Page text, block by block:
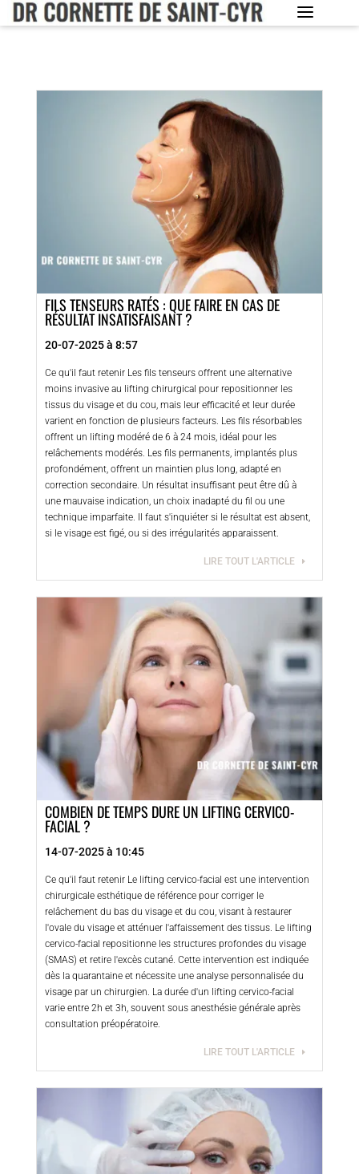
FILS TENSEURS RATÉS : QUE FAIRE EN CAS DE
RÉSULTAT INSATISFAISANT ?
20-07-2025 à 8:57
Ce qu'il faut retenir Les fils tenseurs offrent une alternative
moins invasive au lifting chirurgical pour repositionner les
tissus du visage et du cou, mais leur efficacité et leur durée
varient en fonction de plusieurs facteurs. Les fils résorbables
offrent un lifting modéré de 6 à 24 mois, idéal pour les
relâchements modérés. Les fils permanents, implantés plus
profondément, offrent un maintien plus long, adapté en
correction secondaire. Un résultat insuffisant peut être dû à
une mauvaise indication, un choix inadapté du fil ou une
technique imparfaite. Il faut s'inquiéter si le résultat est absent,
si le visage est figé, ou si des irrégularités apparaissent.
LIRE TOUT L'ARTICLE
COMBIEN DE TEMPS DURE UN LIFTING CERVICO-
FACIAL ?
14-07-2025 à 10:45
Ce qu'il faut retenir Le lifting cervico-facial est une intervention
chirurgicale esthétique de référence pour corriger le
relâchement du bas du visage et du cou, visant à restaurer
l'ovale du visage et atténuer l'affaissement des tissus. Le lifting
cervico-facial repositionne les structures profondes du visage
(SMAS) et retire l'excès cutané. Cette intervention est indiquée
dès la quarantaine et nécessite une analyse personnalisée du
visage par un chirurgien. La durée d'un lifting cervico-facial
varie entre 2h et 3h, souvent sous anesthésie générale après
consultation préopératoire.
LIRE TOUT L'ARTICLE